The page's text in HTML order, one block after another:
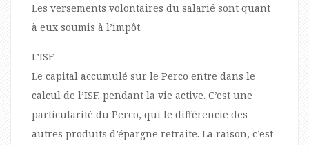
Les versements volontaires du salarié sont quant
à eux soumis à l’impôt.
L’ISF
Le capital accumulé sur le Perco entre dans le
calcul de l’ISF, pendant la vie active. C’est une
particularité du Perco, qui le différencie des
autres produits d’épargne retraite. La raison, c’est